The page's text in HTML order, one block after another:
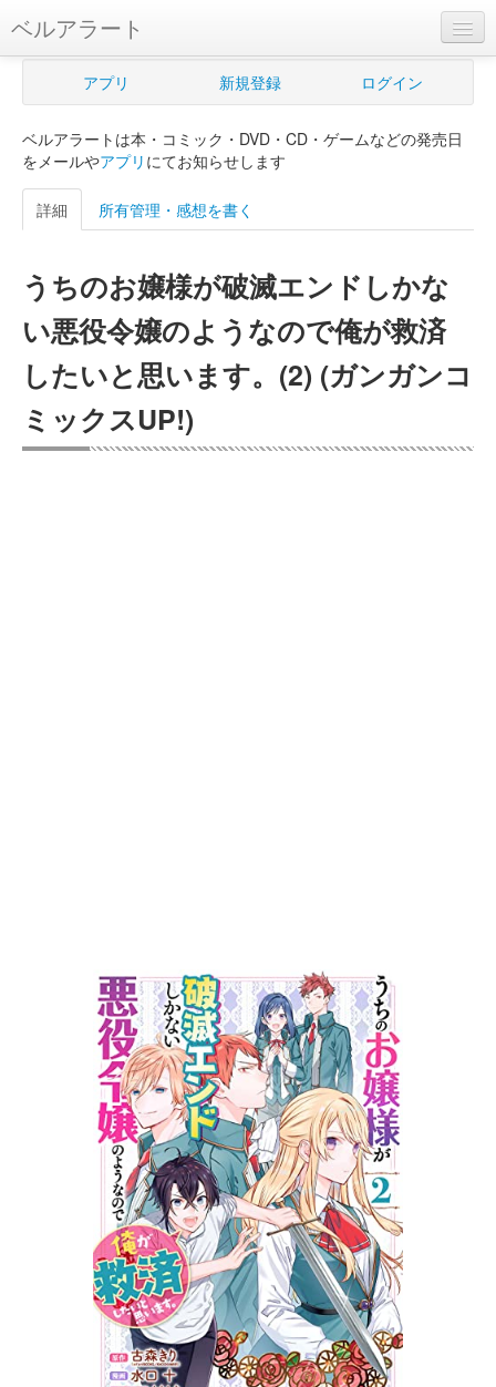
ベルアラート
ベルアラートとは
新規登録
ログイン
購入管理
Myシェルフ
プレミアム
アプリ 新規登録 ログイン
ベルアラートは本・コミック・DVD・CD・ゲームなどの発売日
をメールやアプリ にてお知らせします
詳細 所有管理・感想を書く
うちのお嬢様が破滅エンドしかな
い悪役令嬢のようなので俺が救済
したいと思います。(2) (ガンガンコ
ミックスUP!)